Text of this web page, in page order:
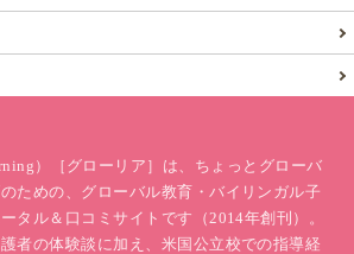
）［グローリア］は、ちょっとグローバ
ための、グローバル教育・バイリンガル子
タル＆口コミサイトです（2014年創刊）。
者の体験談に加え、米国公立校での指導経